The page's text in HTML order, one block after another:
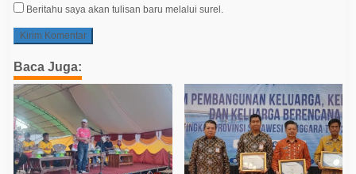
Beritahu saya akan tulisan baru melalui surel.
Baca Juga: